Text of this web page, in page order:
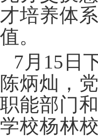
才培养体
值。
7 月 15 日
陈炳灿，
职能部门
学校杨林